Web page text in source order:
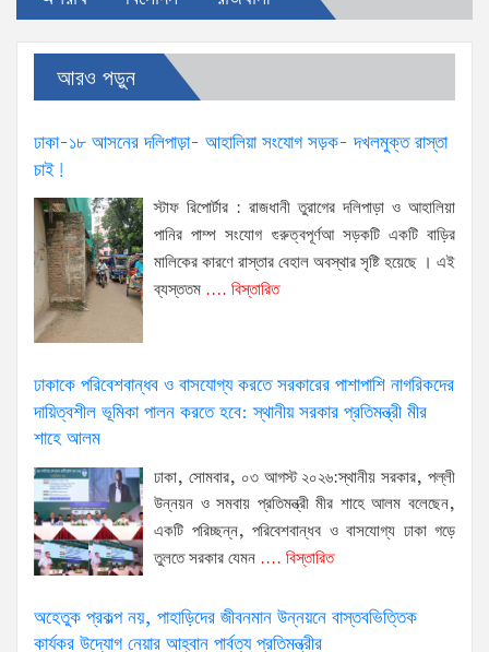
আরও পড়ুন
ঢাকা-১৮ আসনের দলিপাড়া- আহালিয়া সংযোগ সড়ক- দখলমুক্ত রাস্তা
চাই!
স্টাফ রিপোর্টার : রাজধানী তুরাগের দলিপাড়া ও আহালিয়া
পানির পাম্প সংযোগ গুরুত্বপূর্ণআ সড়কটি একটি বাড়ির
মালিকের কারণে রাস্তার বেহাল অবস্থার সৃষ্টি হয়েছে । এই
ব্যস্ততম .... বিস্তারিত
ঢাকাকে পরিবেশবান্ধব ও বাসযোগ্য করতে সরকারের পাশাপাশি নাগরিকদের
দায়িত্বশীল ভূমিকা পালন করতে হবে: স্থানীয় সরকার প্রতিমন্ত্রী মীর
শাহে আলম
ঢাকা, সোমবার, ০৩ আগস্ট ২০২৬:স্থানীয় সরকার, পল্লী
উন্নয়ন ও সমবায় প্রতিমন্ত্রী মীর শাহে আলম বলেছেন,
একটি পরিচ্ছন্ন, পরিবেশবান্ধব ও বাসযোগ্য ঢাকা গড়ে
তুলতে সরকার যেমন .... বিস্তারিত
অহেতুক প্রকল্প নয়, পাহাড়িদের জীবনমান উন্নয়নে বাস্তবভিত্তিক
কার্যকর উদ্যোগ নেয়ার আহ্বান পার্বত্য প্রতিমন্ত্রীর